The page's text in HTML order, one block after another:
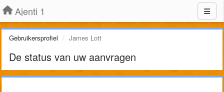
Ajenti 1
Gebruikersprofiel James Lott
De status van uw aanvragen